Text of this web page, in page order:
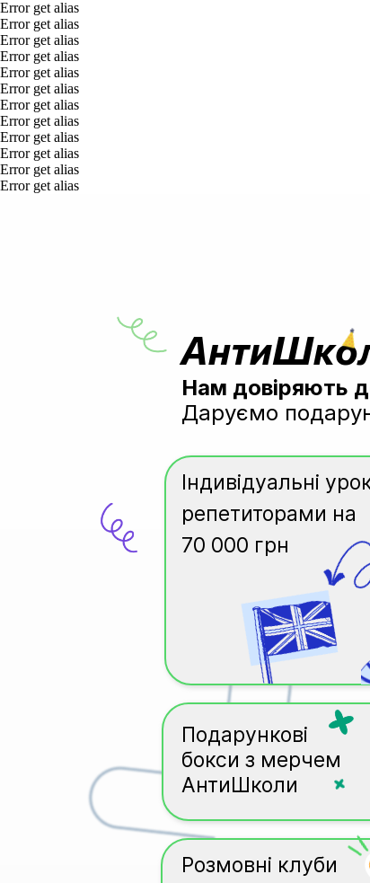
Error get alias
Error get alias
Error get alias
Error get alias
Error get alias
Error get alias
Error get alias
Error get alias
Error get alias
Error get alias
Error get alias
Error get alias
Індивідуальні
репетиторами на
70 000 грн
Подарункові
бокси з мерчем
АнтиШколи
Розмовні клуби
Нам довіряють
Даруємо